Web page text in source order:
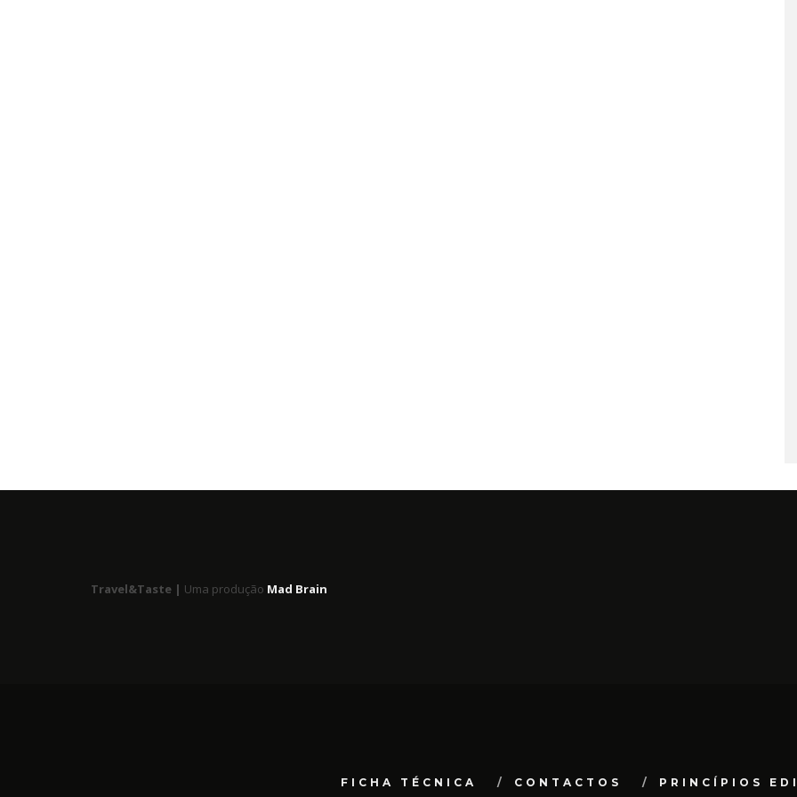
Travel&Taste | Uma produção Mad Brain
FICHA TÉCNICA CONTACTOS PRINCÍPIOS